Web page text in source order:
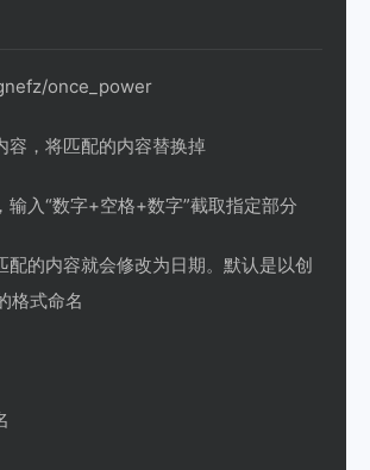
once_power
容，将匹配的内容替换掉
输入“数字+空格+数字”截取指定部分
配的内容就会修改为日期。默认是以创
格式命名